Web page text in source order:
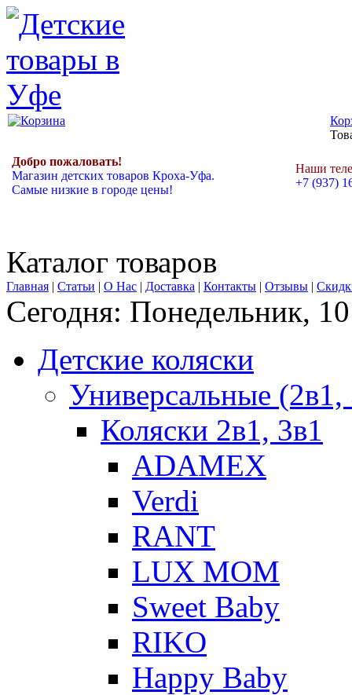
Добро пожаловать!
Магазин детских товаров Кроха-Уфа.
Самые низкие в городе цены!
Наши
+7 (937)
Каталог товаров
Главная | Статьи | О Нас | Доставка | Контакты | Отзывы |
Сегодня: Понедельник,
Детские коляски
Универсальные (2в1,
Коляски 2в1, 3в1
ADAMEX
Verdi
RANT
LUX MOM
Sweet Baby
RIKO
Happy Baby